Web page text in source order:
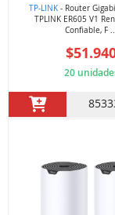
TP-LINK- Router
TPLINK ER605 V1
Confiable, F ...
20